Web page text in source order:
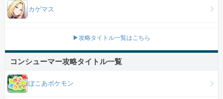
カゲマス
▶攻略タイトル一覧はこちら
コンシューマー攻略タイトル一覧
ぽこあポケモン